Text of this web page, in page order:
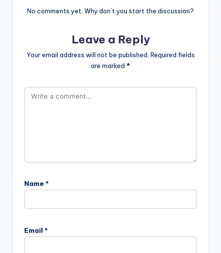
No comments yet. Why don’t you start the discussion?
Leave a Reply
Your email address will not be published. Required fields
are marked *
Name *
Email *